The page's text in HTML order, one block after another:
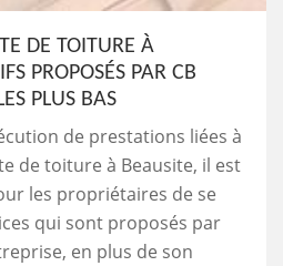
DE TOITURE À
PROPOSÉS PAR CB
PLUS BAS
de prestations liées à
de toiture à Beausite, il est
les propriétaires de se
qui sont proposés par
en plus de son